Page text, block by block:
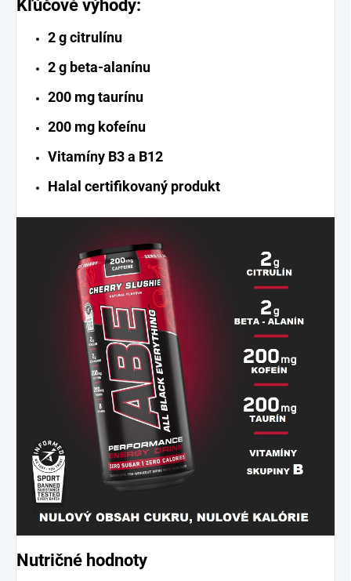
Kľúčové výhody:
2 g citrulínu
2 g beta-alanínu
200 mg taurínu
200 mg kofeínu
Vitamíny B3 a B12
Halal certifikovaný produkt
Nutričné hodnoty